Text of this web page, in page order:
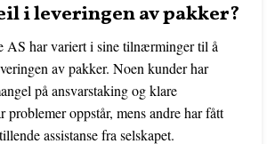
i leveringen av pakker?
AS har variert i sine tilnærminger til å
av pakker. Noen kunder har
på ansvarstaking og klare
problemer oppstår, mens andre har fått
assistanse fra selskapet.